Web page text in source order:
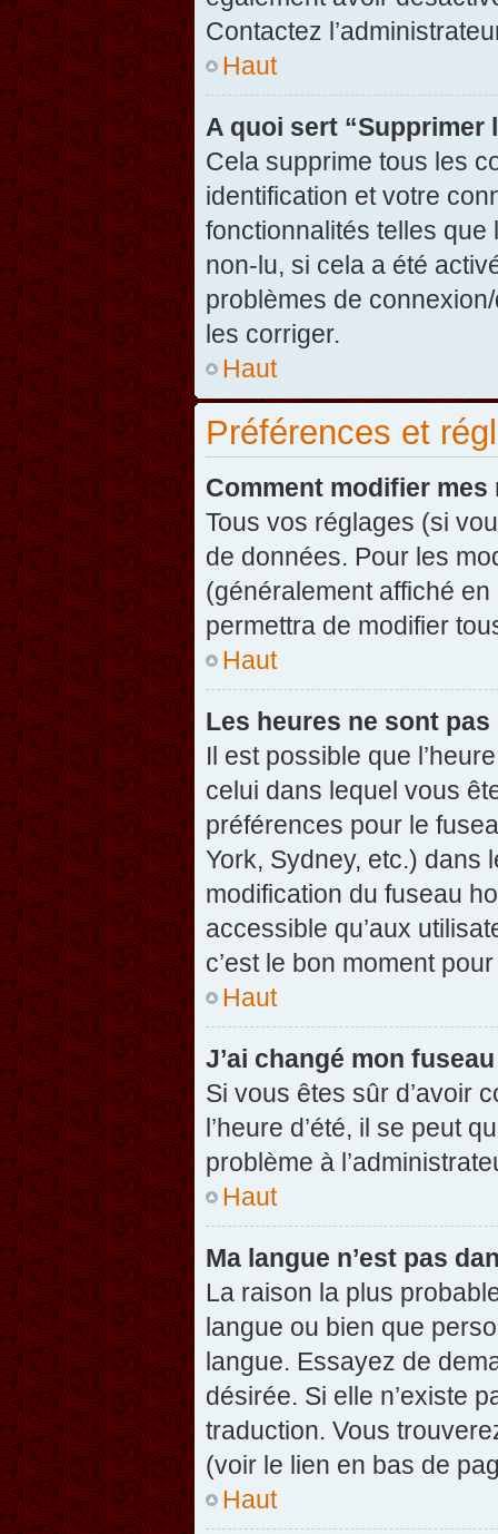
Contactez
Haut
A quoi sert “Supprimer
Cela supprime tous les
identification et votre
fonctionnalités telles que
non-lu, si cela a été
problèmes de
les corriger.
Haut
Préférences et
Comment modifier mes
Tous vos réglages (si
de données. Pour les
(généralement affiché
permettra de modifier
Haut
Les heures ne sont
Il est possible que
celui dans lequel vous
préférences pour le
York, Sydney, etc.) dans
modification du fuseau
accessible qu’aux
c’est le bon moment
Haut
J’ai changé mon
Si vous êtes sûr d’avoir
l’heure d’été, il se peut
problème à
Haut
Ma langue n’est pas
La raison la plus
langue ou bien que
langue. Essayez de
désirée. Si elle n’existe
traduction. Vous
(voir le lien en bas de
Haut